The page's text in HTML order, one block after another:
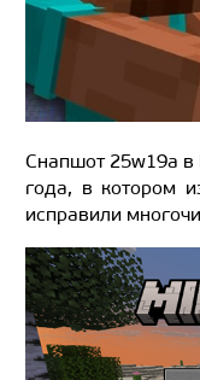
Снапшот 25w19a
года, в котором
исправили